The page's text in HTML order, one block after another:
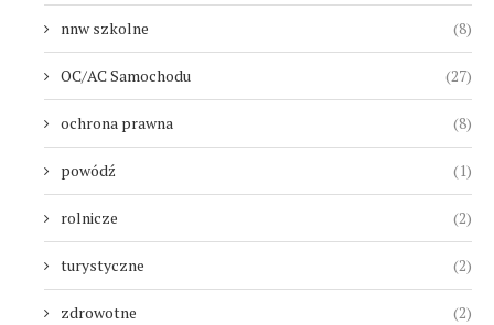
nnw szkolne (8)
OC/AC Samochodu (27)
ochrona prawna (8)
powódź (1)
rolnicze (2)
turystyczne (2)
zdrowotne (2)